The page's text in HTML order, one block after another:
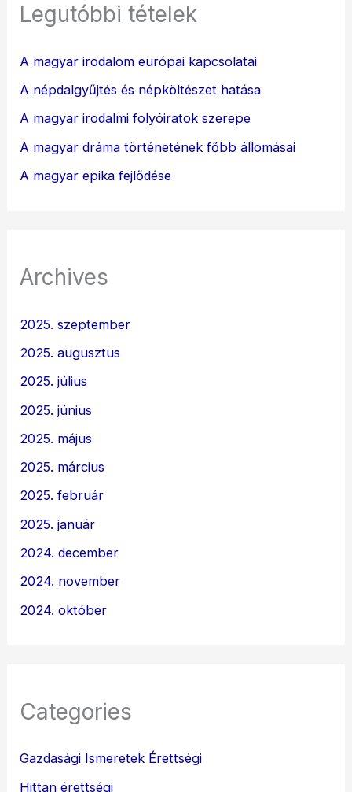
Legutóbbi tételek
A magyar irodalom európai kapcsolatai
A népdalgyűjtés és népköltészet hatása
A magyar irodalmi folyóiratok szerepe
A magyar dráma történetének főbb állomásai
A magyar epika fejlődése
Archives
2025. szeptember
2025. augusztus
2025. július
2025. június
2025. május
2025. március
2025. február
2025. január
2024. december
2024. november
2024. október
Categories
Gazdasági Ismeretek Érettségi
Hittan érettségi